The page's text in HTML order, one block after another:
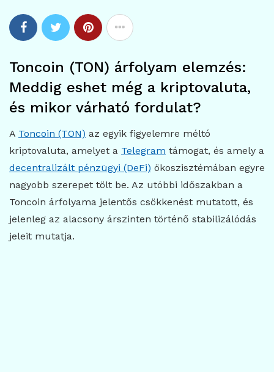
Toncoin (TON) árfolyam elemzés:
Meddig eshet még a kriptovaluta,
és mikor várható fordulat?
A Toncoin (TON) az egyik figyelemre méltó
kriptovaluta, amelyet a Telegram támogat, és amely a
decentralizált pénzügyi (DeFi) ökoszisztémában egyre
nagyobb szerepet tölt be. Az utóbbi időszakban a
Toncoin árfolyama jelentős csökkenést mutatott, és
jelenleg az alacsony árszinten történő stabilizálódás
jeleit mutatja.